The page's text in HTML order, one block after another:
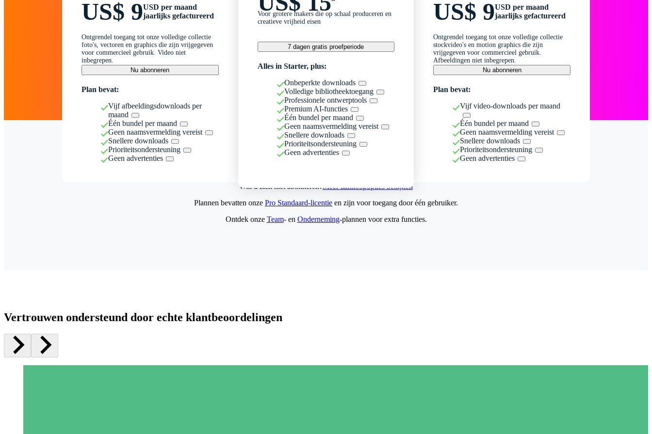
US$ 9USD per maand
jaarlijks gefactureerd
Ontgrendel toegang tot onze volledige collectie
foto's, vectoren en graphics die zijn vrijgegeven
voor commercieel gebruik. Video niet
inbegrepen.
Nu abonneren
Plan bevat:
Vijf afbeeldingsdownloads per
maand
Één bundel per maand
Geen naamsvermelding vereist
Snellere downloads
Prioriteitsondersteuning
Geen advertenties
Voor grotere makers die op schaal produceren en
creatieve vrijheid eisen
7 dagen gratis proefperiode
Alles in Starter, plus:
Onbeperkte downloads
Volledige bibliotheektoegang
Professionele ontwerptools
Premium AI-functies
Één bundel per maand
Geen naamsvermelding vereist
Snellere downloads
Prioriteitsondersteuning
Geen advertenties
US$ 9USD per maand
jaarlijks gefactureerd
Ontgrendel toegang tot onze volledige collectie
stockvideo's en motion graphics die zijn
vrijgegeven voor commercieel gebruik.
Afbeeldingen niet inbegrepen.
Nu abonneren
Plan bevat:
Vijf video-downloads per maand
Één bundel per maand
Geen naamsvermelding vereist
Snellere downloads
Prioriteitsondersteuning
Geen advertenties
Wilt u zich niet abonneren?Meer aankoopopties bekijken
Plannen bevatten onze Pro Standaard-licentie en zijn voor toegang door één gebruiker.
Ontdek onze Team- en Onderneming-plannen voor extra functies.
Vertrouwen ondersteund door echte klantbeoordelingen